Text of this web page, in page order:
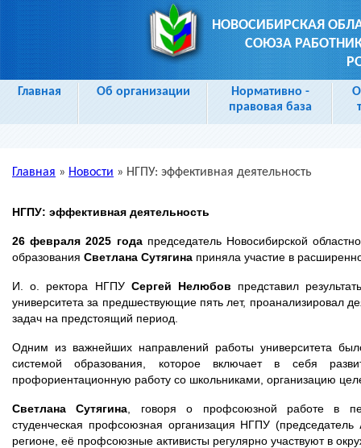
НОВОСИБИРСКАЯ
СОЮЗА
Главная Об организации
Нормативно -
правовая база
Главная » Новости » НГПУ: эффективная деятельность
НГПУ: эффективная деятельность
26 февраля 2025 годапредседатель Новосибирской
образования Светлана Сутягина приняла участие в
И. о. ректора НГПУ Сергей Нелюбов представил
университета за предшествующие пять лет, проанализировал
задач на предстоящий период.
Одним из важнейших направлений работы университета
системой образования, которое включает в себя
профориентационную работу со школьниками, организацию
Светлана Сутягина , говоря о профсоюзной работе в
студенческая профсоюзная организация НГПУ (председатель
регионе, её профсоюзные активисты регулярно участвуют в